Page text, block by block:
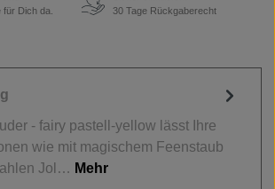
Dich da.
30 Tage Rückgaberecht
- fairy pastell-yellow lässt Ihre
wie mit magischem Feenstaub
Jol… Mehr